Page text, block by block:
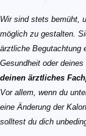
Wir sind stets bemüht,
möglich zu gestalten.
ärztliche Begutachtung
Gesundheit oder
deinen ärztliches
Vor allem, wenn du
eine Änderung der
solltest du dich